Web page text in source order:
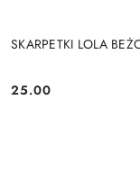
SKARPETKI LOLA
Cena:
25.00